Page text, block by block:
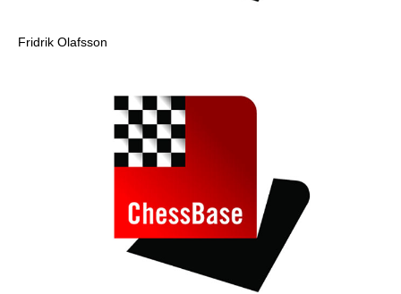
Fridrik Olafsson